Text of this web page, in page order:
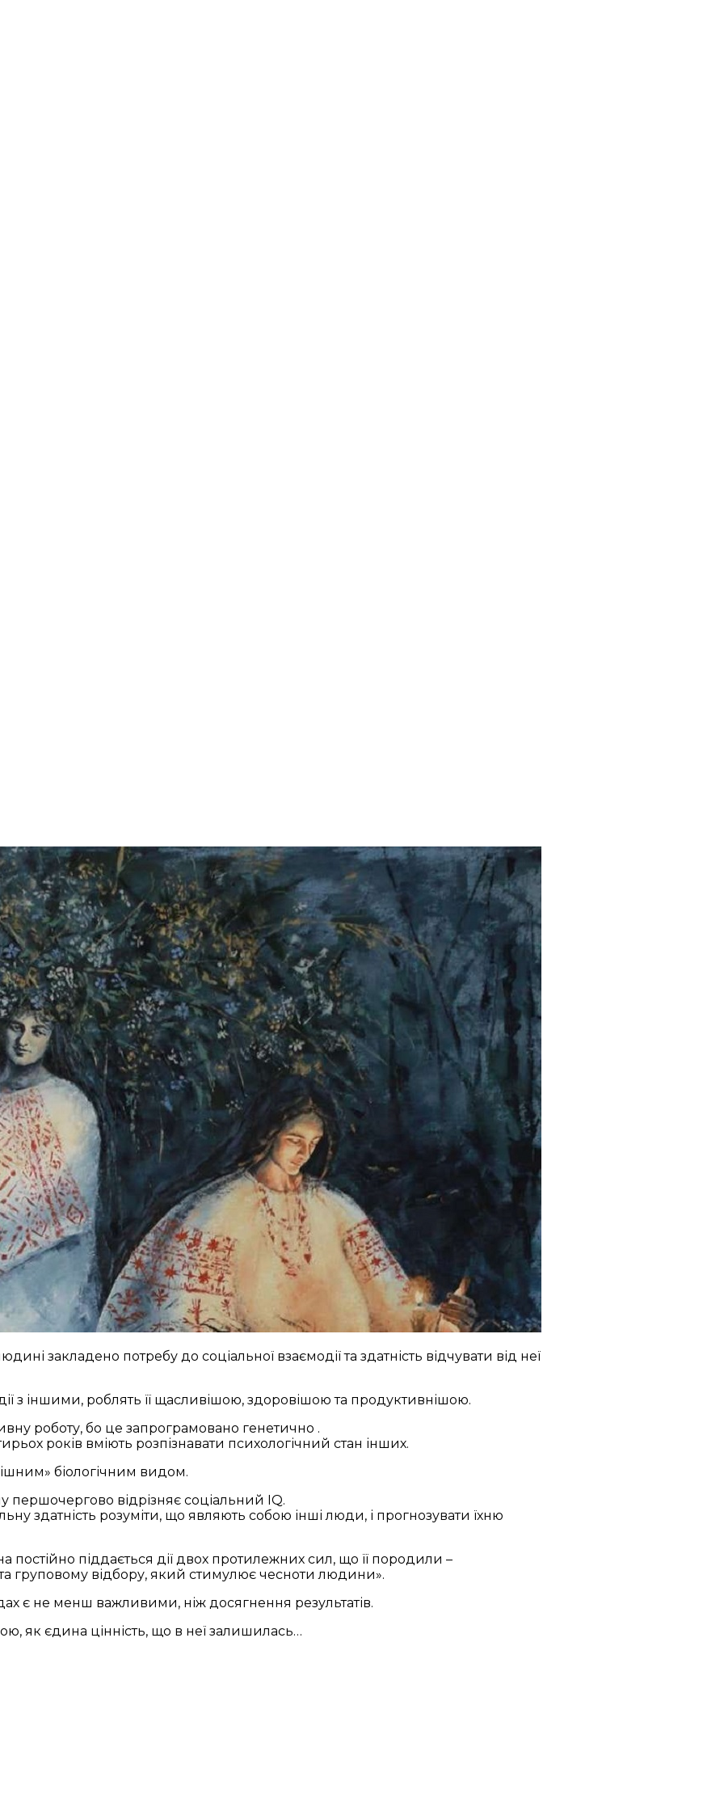
закладено потребу до соціальної взаємодії та здатність відчувати від неї
з іншими, роблять її щасливішою, здоровішою та продуктивнішою.
роботу, бо це запрограмовано генетично .
років вміють розпізнавати психологічний стан інших.
біологічним видом.
відрізняє соціальний IQ.
здатність розуміти, що являють собою інші люди, і прогнозувати їхню
піддається дії двох протилежних сил, що її породили –
та груповому відбору, який стимулює чесноти людини».
є не менш важливими, ніж досягнення результатів.
як єдина цінність, що в неї залишилась…